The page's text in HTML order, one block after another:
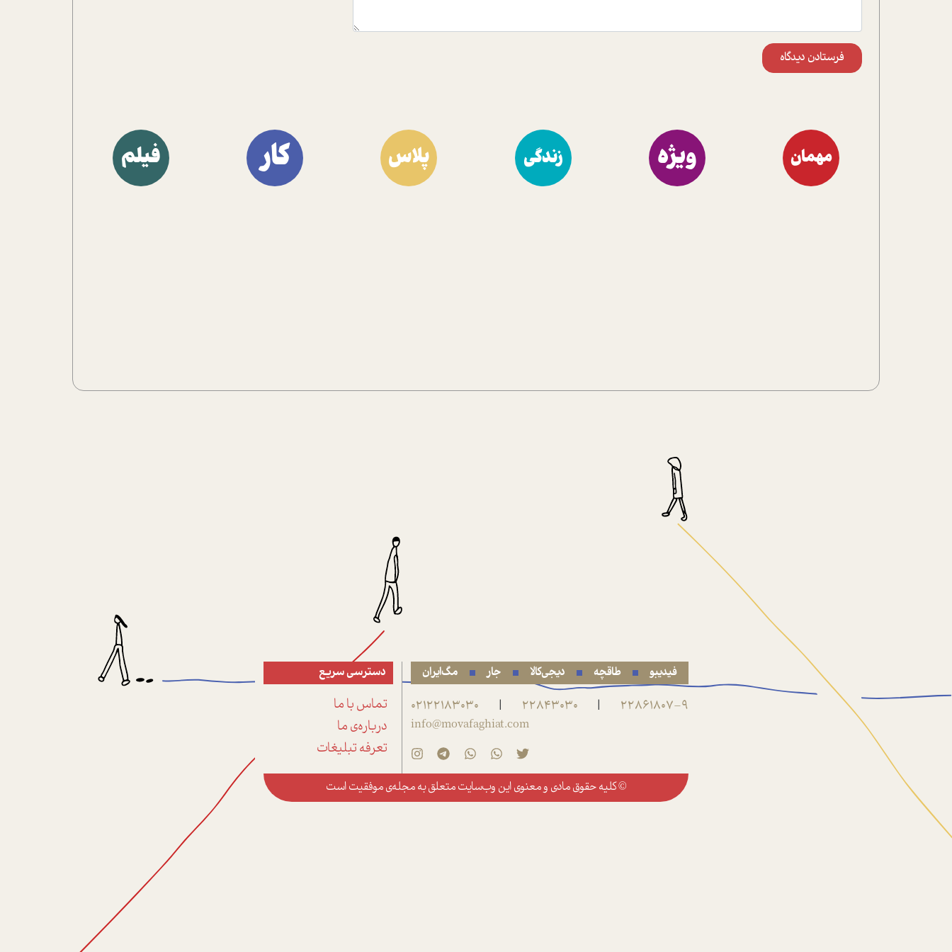
فرستادن دیدگاه
مهمان ویژه زندگی پلاس کار فیلم
فیدیبو طاقچه دیجی‌کالا جار مگ‌ایران
22861807-9
|
22843030
|
02122183030
info@movafaghiat.com
دسترسی سریع
تماس با ما
درباره‌ی ما
تعرفه تبلیغات
© کلیه حقوق مادی و معنوی این وب‌سایت متعلق بهمجله‌ی موفقیتاست